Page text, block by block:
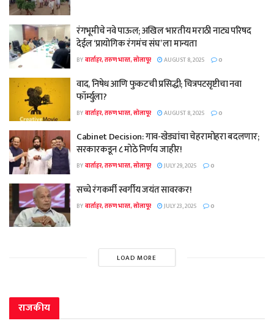
रंगभूमीचे नवे पाऊल; अखिल भारतीय मराठी नाट्य परिषद
देईल ‘प्रायोगिक रंगमंच संघ’ ला मान्यता
BYवार्ताहर, तरुण भारत, सोलापूर AUGUST 8, 2025 0
वाद, निषेध आणि फुकटची प्रसिद्धी; चित्रपटसृष्टीचा नवा
फॉर्म्युला?
BYवार्ताहर, तरुण भारत, सोलापूर AUGUST 8, 2025 0
Cabinet Decision: गाव-खेड्यांचा चेहरामोहरा बदलणार;
सरकारकडून ८ मोठे निर्णय जाहीर!
BYवार्ताहर, तरुण भारत, सोलापूर JULY 29, 2025 0
सच्चे रंगकर्मी स्वर्गीय जयंत सावरकर!
BYवार्ताहर, तरुण भारत, सोलापूर JULY 23, 2025 0
LOAD MORE
राजकीय